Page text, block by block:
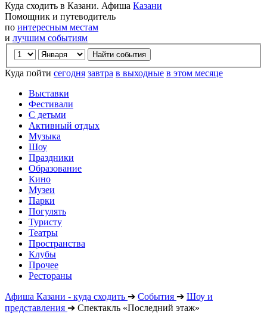
Куда сходить в Казани. Афиша Казани
Помощник и путеводитель
по интересным местам
и лучшим событиям
Куда пойти сегодня завтра в выходные в этом месяце
Выставки
Фестивали
С детьми
Активный отдых
Музыка
Шоу
Праздники
Образование
Кино
Музеи
Парки
Погулять
Туристу
Театры
Пространства
Клубы
Прочее
Рестораны
Афиша Казани - куда сходить ➔ События ➔ Шоу и
представления ➔ Спектакль «Последний этаж»